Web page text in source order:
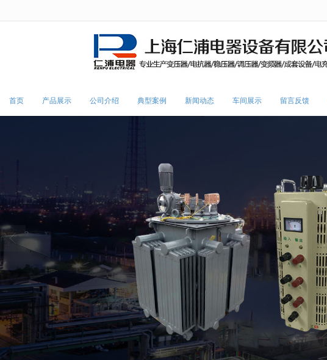
首页 产品展示 公司介绍 典型案例 新闻动态 车间展示 留言反馈